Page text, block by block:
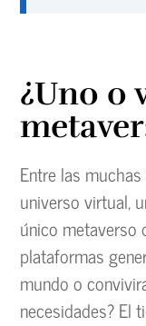
¿Uno o
Entre las
universo virtual,
único metaverso
plataformas
mundo o
necesidades? El